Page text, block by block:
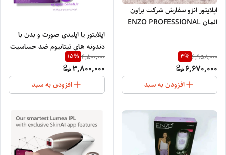
اپلایتور انزو سفارش شرکت براون
المان ENZO PROFESSIONAL
6,958,000
4%
6,670,000
افزودن به سبد
اپلایتور یا اپلیدی صورت و بدن با
دندونه های تیتانیوم ضد حساسیت
Alizz301
4,500,000
15%
3,800,000
افزودن به سبد